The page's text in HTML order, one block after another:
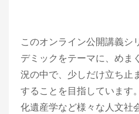
このオンライン公開講義シ
デミックをテーマに、めま
況の中で、少しだけ立ち止
することを目指しています
化遺産学など様々な人文社